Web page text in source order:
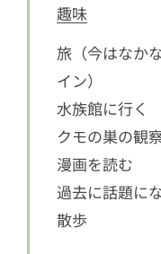
趣味
旅（今はなか
イン）
水族館に行く
クモの巣の観
漫画を読む
過去に話題に
散歩